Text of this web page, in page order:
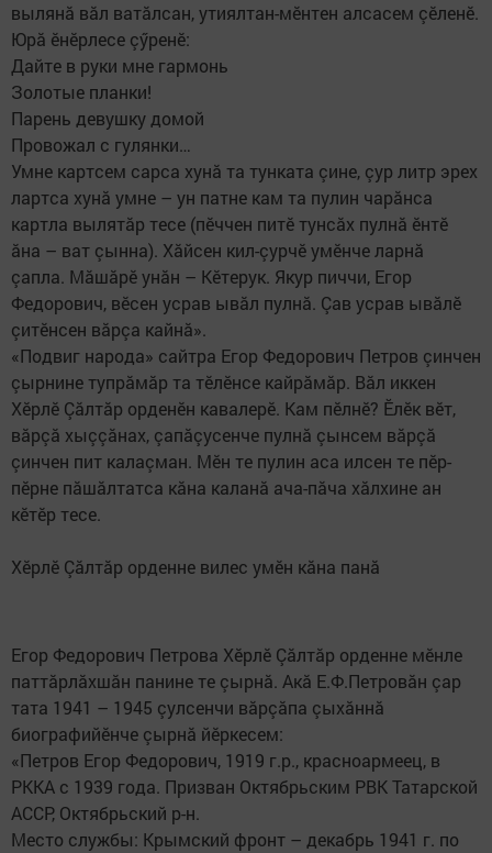
вылянă вăл ватăлсан, утиялтан-мӗнтен алсасем çӗленӗ.
Юрă ӗнӗрлесе çӳренӗ:
Дайте в руки мне гармонь
Золотые планки!
Парень девушку домой
Провожал с гулянки…
Умне картсем сарса хунă та тунката çине, çур литр эрех
лартса хунă умне – ун патне кам та пулин чарăнса
картла вылятăр тесе (пӗччен питӗ тунсăх пулнă ӗнтӗ
ăна – ват çынна). Хăйсен кил-çурчӗ умӗнче ларнă
çапла. Мăшăрӗ унăн – Кӗтерук. Якур пиччи, Егор
Федорович, вӗсен усрав ывăл пулнă. Çав усрав ывăлӗ
çитӗнсен вăрçа кайнă».
«Подвиг народа» сайтра Егор Федорович Петров çинчен
çырнине тупрăмăр та тӗлӗнсе кайрăмăр. Вăл иккен
Хӗрлӗ Çăлтăр орденӗн​ кавалерӗ. Кам пӗлнӗ? Ӗлӗк вӗт,
вăрçă хыççăнах, çапăçусенче пулнă çынсем вăрçă
çинчен пит калаçман. Мӗн те пулин аса илсен те пӗр-
пӗрне пăшăлтатса кăна каланă ача-пăча хăлхине ан
кӗтӗр тесе.
Хӗрлӗ Çăлтăр орденне вилес умӗн кăна панă
Егор Федорович Петрова Хӗрлӗ Çăлтăр орденне мӗнле
паттăрлăхшăн панине те çырнă. Акă Е.Ф.Петровăн çар
тата 1941 – 1945 çулсенчи​ вăрçăпа çыхăннă
биографийӗнче çырнă йӗркесем:
«Петров Егор Федорович, 1919 г.р., красноармеец, в
РККА с 1939 года. Призван Октябрьским РВК Татарской
АССР, Октябрьский р-н.
Место службы: Крымский фронт – декабрь 1941 г. по